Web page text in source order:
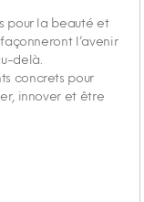
pour la beauté et
l’avenir
delà.
concrets pour
innover et être